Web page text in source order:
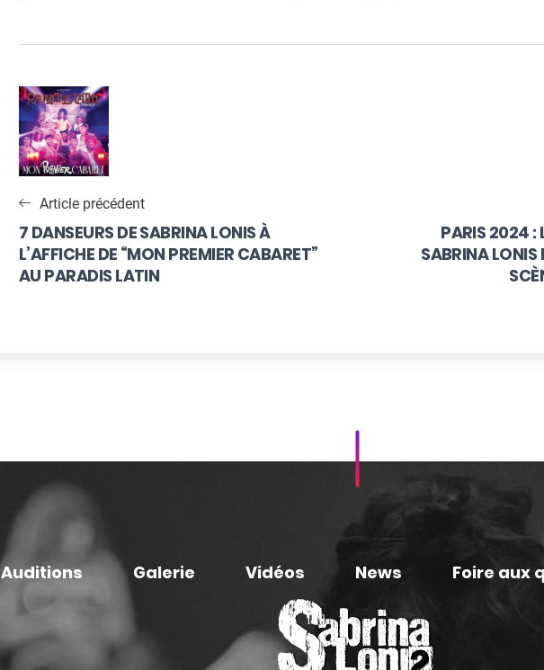
Navigation
de
l’article
Article précédent
7 DANSEURS DE SABRINA LONIS À
L’AFFICHE DE “MON PREMIER CABARET”
AU PARADIS LATIN
PARIS 2024 :
SABRINA LONIS
Auditions Galerie Vidéos News Foire aux